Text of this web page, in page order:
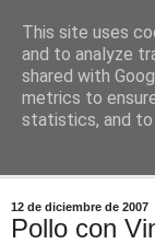
Comoju
La Cocina del
12 de diciembre de 2007
Pollo con
This site uses
and to analyze
shared with
metrics to
statistics, and to